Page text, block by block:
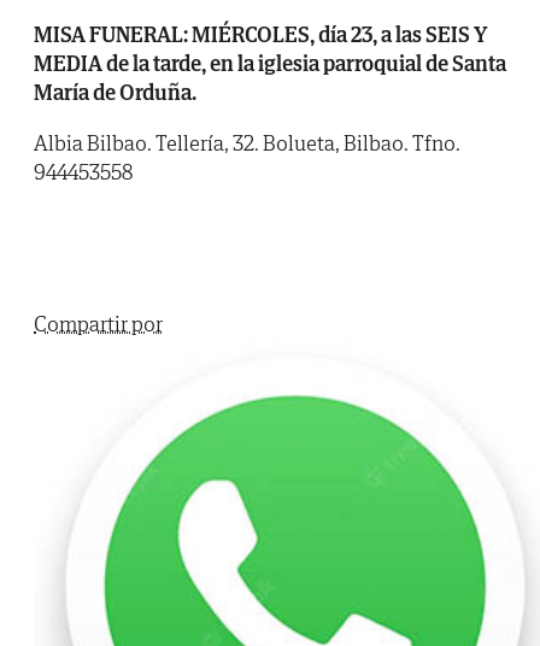
MISA FUNERAL: MIÉRCOLES, día 23, a las SEIS Y
MEDIA de la tarde, en la iglesia parroquial de Santa
María de Orduña.
Albia Bilbao. Tellería, 32. Bolueta, Bilbao. Tfno.
944453558
Compartir por